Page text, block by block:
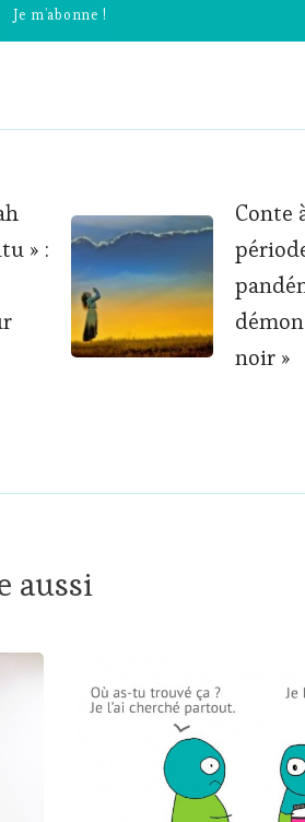
» :
Conte
noir »
aussi